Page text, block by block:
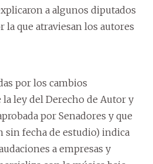
a algunos diputados
que atraviesan los autores
por los cambios
ley del Derecho de Autor y
por Senadores y que
sin fecha de estudio) indica
a empresas y